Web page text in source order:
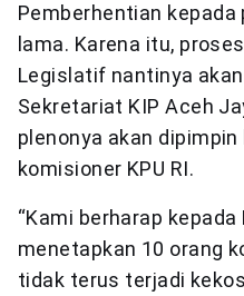
Pemberhentian
lama. Karena itu,
Legislatif nantinya
Sekretariat KIP Aceh
plenonya akan
komisioner KPU RI.
“Kami berharap kepada
menetapkan 10 orang
tidak terus terjadi